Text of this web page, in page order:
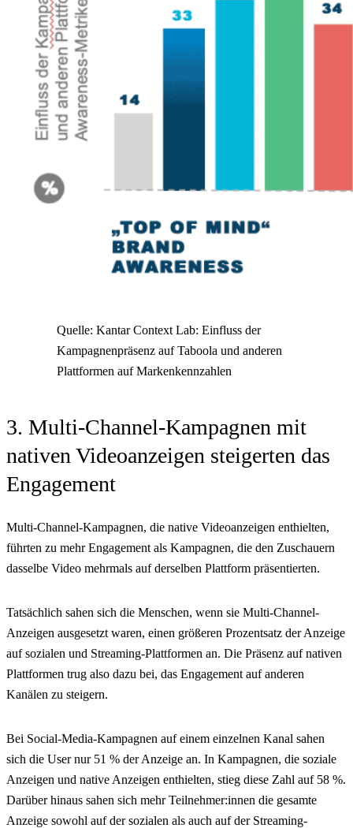
Quelle: Kantar Context Lab: Einfluss der
Kampagnenpräsenz auf Taboola und anderen
Plattformen auf Markenkennzahlen
3. Multi-Channel-Kampagnen mit
nativen Videoanzeigen steigerten das
Engagement
Multi-Channel-Kampagnen, die native Videoanzeigen enthielten,
führten zu mehr Engagement als Kampagnen, die den Zuschauern
dasselbe Video mehrmals auf derselben Plattform präsentierten.
Tatsächlich sahen sich die Menschen, wenn sie Multi-Channel-
Anzeigen ausgesetzt waren, einen größeren Prozentsatz der Anzeige
auf sozialen und Streaming-Plattformen an. Die Präsenz auf nativen
Plattformen trug also dazu bei, das Engagement auf anderen
Kanälen zu steigern.
Bei Social-Media-Kampagnen auf einem einzelnen Kanal sahen
sich die User nur 51 % der Anzeige an. In Kampagnen, die soziale
Anzeigen und native Anzeigen enthielten, stieg diese Zahl auf 58 %.
Darüber hinaus sahen sich mehr Teilnehmer:innen die gesamte
Anzeige sowohl auf der sozialen als auch auf der Streaming-